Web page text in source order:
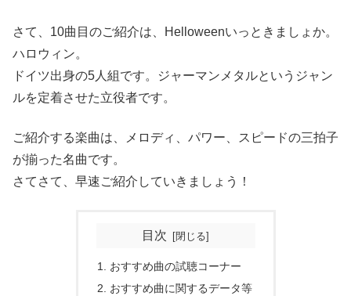
さて、10曲目のご紹介は、Helloweenいっときましょか。
ハロウィン。
ドイツ出身の5人組です。ジャーマンメタルというジャン
ルを定着させた立役者です。
ご紹介する楽曲は、メロディ、パワー、スピードの三拍子
が揃った名曲です。
さてさて、早速ご紹介していきましょう！
目次
おすすめ曲の試聴コーナー
おすすめ曲に関するデータ等